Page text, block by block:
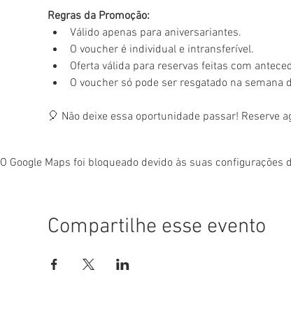
Regras da Promoção:
Válido apenas para aniversariantes.
O voucher é individual e intransferível.
Oferta válida para reservas feitas com
O voucher só pode ser resgatado na semana
🎈 Não deixe essa oportunidade passar! Reserve
O Google Maps foi bloqueado devido às suas
Compartilhe esse evento